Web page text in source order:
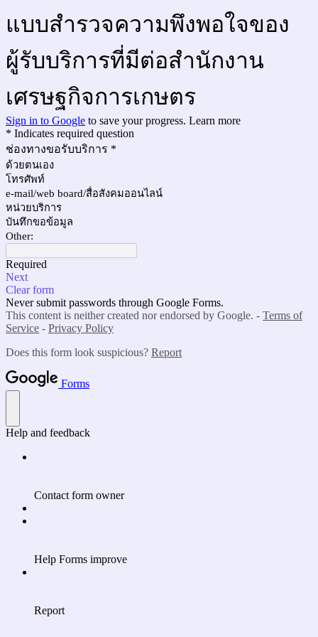
แบบสำรวจความพึงพอใจของ
ผู้รับบริการที่มีต่อสำนักงาน
เศรษฐกิจการเกษตร
Sign in to Google to save your progress. Learn more
* Indicates required question
ช่องทางขอรับบริการ *
ด้วยตนเอง
โทรศัพท์
e-mail/web board/สื่อสังคมออนไลน์
หน่วยบริการ
บันทึกขอข้อมูล
Other:
Required
Next
Clear form
Never submit passwords through Google Forms.
This content is neither created nor endorsed by Google. - Terms of
Service - Privacy Policy
Does this form look suspicious? Report
Forms
Help and feedback
Contact form owner
Help Forms improve
Report